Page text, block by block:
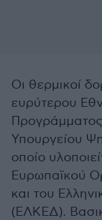
Οι θερμικοί
ευρύτερου
Υπουργείου
οποίο
Ευρωπαϊκού
και του
(ΕΛΚΕΔ).